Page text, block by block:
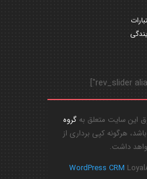
گروه
هرگونه کپی برداری از
داشت.
WordPress CRM